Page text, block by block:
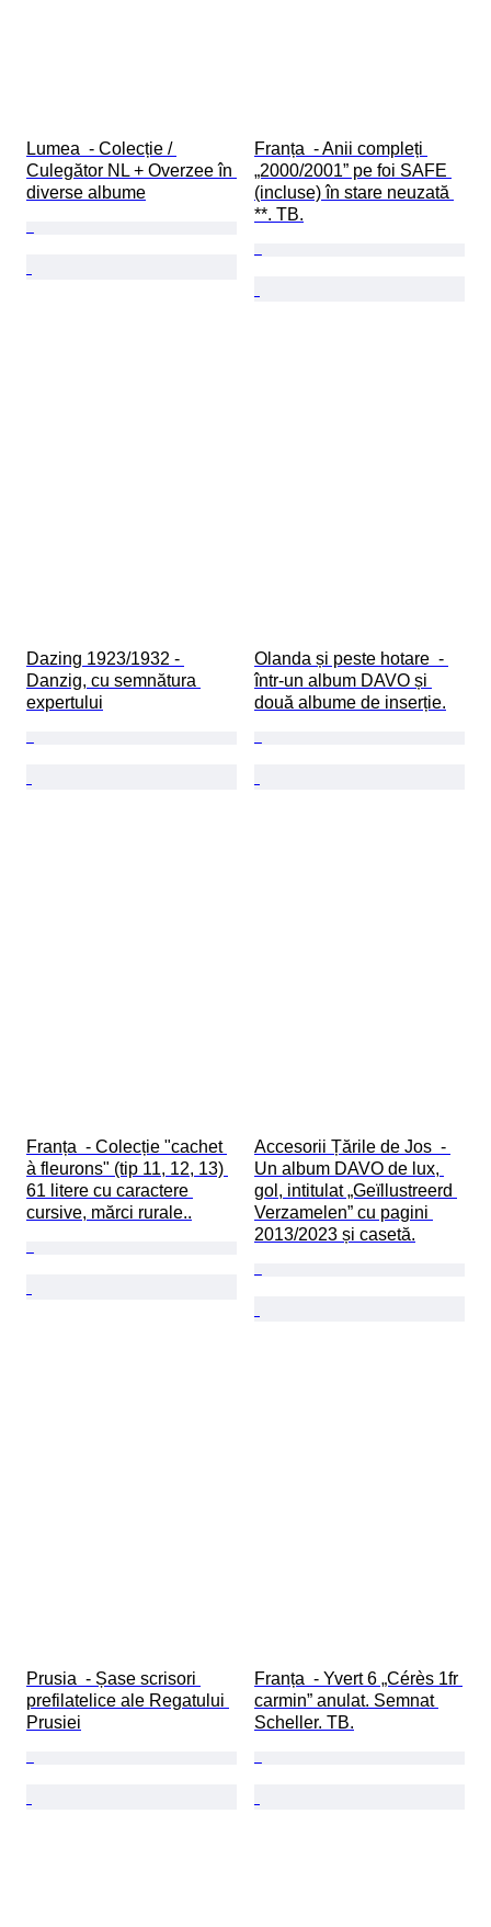
Lumea  - Colecție /
Culegător NL + Overzee în
diverse albume
Franța  - Anii compleți
„2000/2001” pe foi SAFE
(incluse) în stare neuzată
**. TB.
Dazing 1923/1932 -
Danzig, cu semnătura
expertului
Olanda și peste hotare  -
într-un album DAVO și
două albume de inserție.
Franța  - Colecție "cachet
à fleurons" (tip 11, 12, 13)
61 litere cu caractere
cursive, mărci rurale..
Accesorii Țările de Jos  -
Un album DAVO de lux,
gol, intitulat „Geïllustreerd
Verzamelen” cu pagini
2013/2023 și casetă.
Prusia  - Șase scrisori
prefilatelice ale Regatului
Prusiei
Franța  - Yvert 6 „Cérès 1fr
carmin” anulat. Semnat
Scheller. TB.